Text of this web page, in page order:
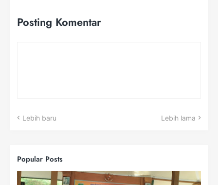
Posting Komentar
Lebih baru Lebih lama
Popular Posts